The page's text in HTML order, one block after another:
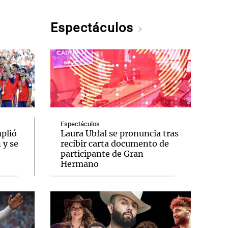
y se
Espectáculos
Espectáculos
Laura Ubfal se pronuncia tras
recibir carta documento de
participante de Gran
Hermano